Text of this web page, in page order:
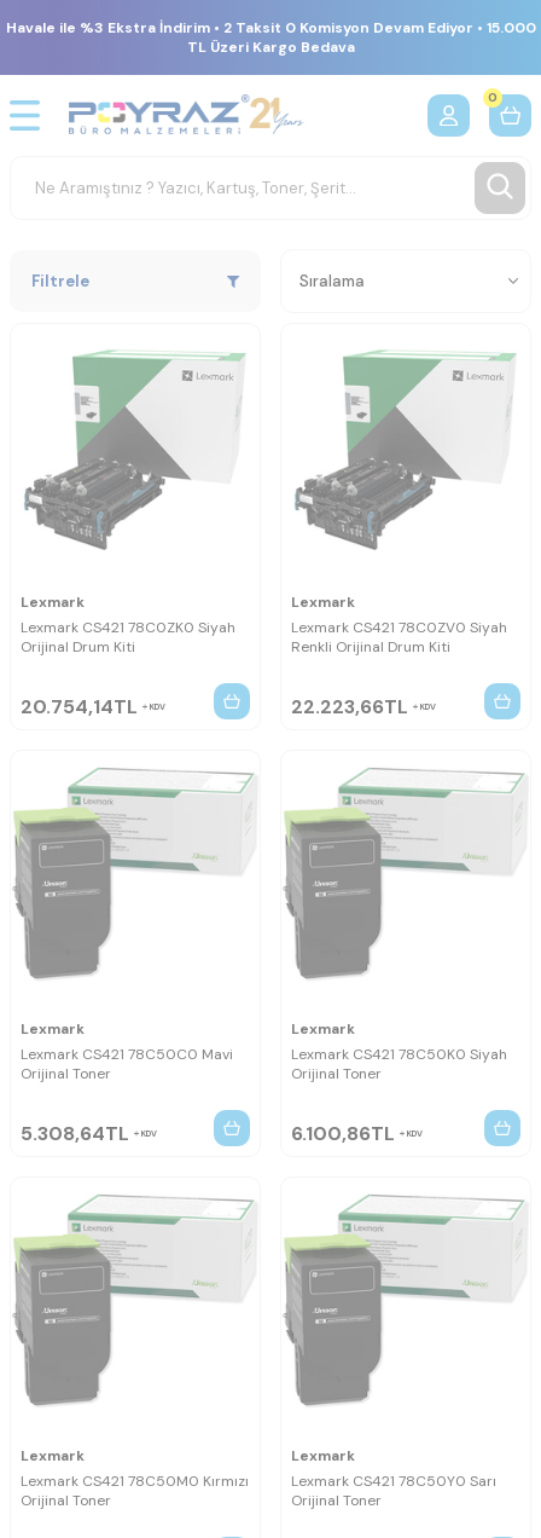
Havale ile %3 Ekstra İndirim • 2 Taksit 0 Komisyon Devam Ediyor • 15.000
TL Üzeri Kargo Bedava
0
Filtrele
Lexmark
Lexmark CS421 78C0ZK0 Siyah
Orijinal Drum Kiti
20.754,14TL KDV
Lexmark
Lexmark CS421 78C0ZV0 Siyah
Renkli Orijinal Drum Kiti
22.223,66TL KDV
Lexmark
Lexmark CS421 78C50C0 Mavi
Orijinal Toner
5.308,64TL KDV
Lexmark
Lexmark CS421 78C50K0 Siyah
Orijinal Toner
6.100,86TL KDV
Lexmark
Lexmark CS421 78C50M0 Kırmızı
Orijinal Toner
Lexmark
Lexmark CS421 78C50Y0 Sarı
Orijinal Toner